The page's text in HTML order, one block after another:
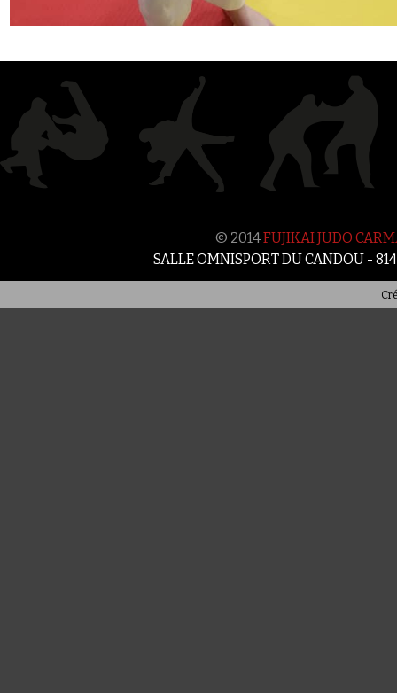
© 2014FUJIKAI JUDO
SALLE OMNISPORT DU CANDOU -